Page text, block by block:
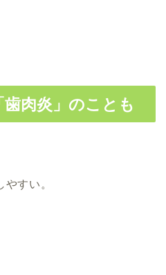
肉炎」のことも
すい。